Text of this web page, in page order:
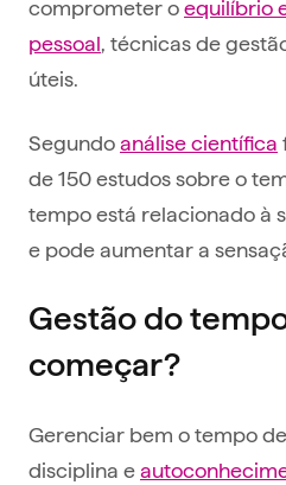
comprometer oequilíbrio
pessoal, técnicas de
úteis.
Segundoanálise científica
de 150 estudos sobre o
tempo está relacionado à
e pode aumentar a
Gestão do
começar?
Gerenciar bem o tempo
disciplina e